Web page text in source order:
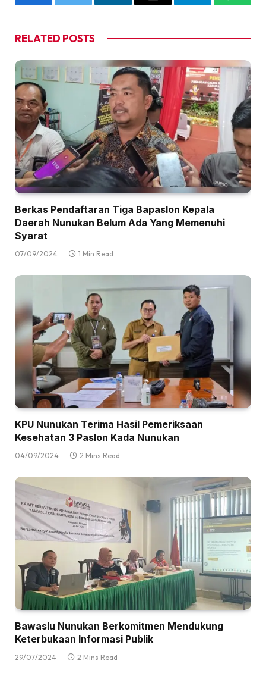
FacebookTwitter LinkedInEmail Telegram
RELATED POSTS
Berkas Pendaftaran Tiga Bapaslon Kepala
Daerah Nunukan Belum Ada Yang Memenuhi
Syarat
07/09/2024 1 Min Read
KPU Nunukan Terima Hasil Pemeriksaan
Kesehatan 3 Paslon Kada Nunukan
04/09/2024 2 Mins Read
Bawaslu Nunukan Berkomitmen Mendukung
Keterbukaan Informasi Publik
29/07/2024 2 Mins Read